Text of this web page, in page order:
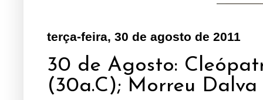
terça-feira, 30 de agosto de 2011
30 de Agosto:
(30a.C); Morreu